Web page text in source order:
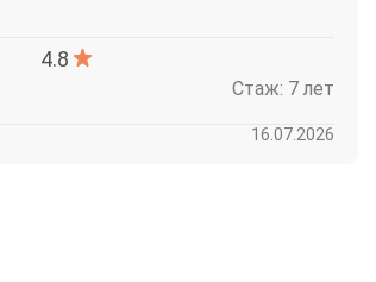
4.8
Стаж: 7 лет
16.07.2026